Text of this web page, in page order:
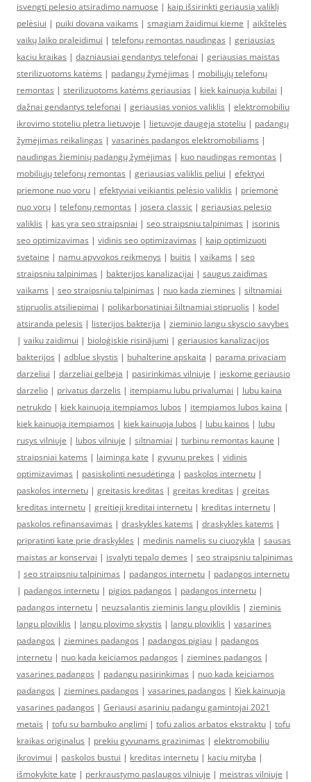
isvengti pelesio atsiradimo namuose | kaip išsirinkti geriausią valiklį
pelėsiui | puiki dovana vaikams | smagiam žaidimui kieme | aikštelės
vaikų laiko praleidimui | telefonų remontas naudingas | geriausias
kaciu kraikas | dazniausiai gendantys telefonai | geriausias maistas
sterilizuotoms katėms | padangų žymėjimas | mobiliųjų telefonų
remontas | sterilizuotoms katėms geriausias | kiek kainuoja kubilai |
dažnai gendantys telefonai | geriausias vonios valiklis | elektromobiliu
ikrovimo stoteliu pletra lietuvoje | lietuvoje daugeja stoteliu | padangų
žymėjimas reikalingas | vasarinės padangos elektromobiliams |
naudingas žieminių padangų žymėjimas | kuo naudingas remontas |
mobiliųjų telefonų remontas | geriausias valiklis peliui | efektyvi
priemone nuo voru | efektyviai veikiantis pelėsio valiklis | priemonė
nuo vorų | telefonų remontas | josera classic | geriausias pelesio
valiklis | kas yra seo straipsniai | seo straipsniu talpinimas | isorinis
seo optimizavimas | vidinis seo optimizavimas | kaip optimizuoti
svetaine | namu apyvokos reikmenys | buitis | vaikams | seo
straipsniu talpinimas | bakterijos kanalizacijai | saugus zaidimas
vaikams | seo straipsniu talpinimas | nuo kada ziemines | siltnamiai
stipruolis atsiliepimai | polikarbonatiniai šiltnamiai stipruolis | kodel
atsiranda pelesis | listerijos bakterija | zieminio langu skyscio savybes
| vaiku zaidimui | bioloģiskie risinājumi | geriausios kanalizacijos
bakterijos | adblue skystis | buhalterine apskaita | parama privaciam
darzeliui | darzeliai gelbeja | pasirinkimas vilniuje | ieskome geriausio
darzelio | privatus darzelis | itempiamu lubu privalumai | lubu kaina
netrukdo | kiek kainuoja itempiamos lubos | itempiamos lubos kaina |
kiek kainuoja itempiamos | kiek kainuoja lubos | lubu kainos | lubu
rusys vilniuje | lubos vilniuje | siltnamiai | turbinu remontas kaune |
straipsniai katems | laiminga kate | gyvunu prekes | vidinis
optimizavimas | pasiskolinti nesudėtinga | paskolos internetu |
paskolos internetu | greitasis kreditas | greitas kreditas | greitas
kreditas internetu | greitieji kreditai internetu | kreditas internetu |
paskolos refinansavimas | draskykles katems | draskykles katems |
pripratinti kate prie draskykles | medinis namelis su ciuozykla | sausas
maistas ar konservai | isvalyti tepalo demes | seo straipsniu talpinimas
| seo straipsniu talpinimas | padangos internetu | padangos internetu
| padangos internetu | pigios padangos | padangos internetu |
padangos internetu | neuzsalantis zieminis langu ploviklis | zieminis
langu ploviklis | langu plovimo skystis | langu ploviklis | vasarines
padangos | ziemines padangos | padangos pigiau | padangos
internetu | nuo kada keiciamos padangos | ziemines padangos |
vasarines padangos | padangu pasirinkimas | nuo kada keiciamos
padangos | ziemines padangos | vasarines padangos | Kiek kainuoja
vasarines padangos | Geriausi asariniu padangu gamintojai 2021
metais | tofu su bambuko anglimi | tofu zalios arbatos ekstraktu | tofu
kraikas originalus | prekiu gyvunams grazinimas | elektromobiliu
ikrovimui | paskolos bustui | kreditas internetu | kaciu mityba |
išmokykite katę | perkraustymo paslaugos vilniuje | meistras vilniuje |